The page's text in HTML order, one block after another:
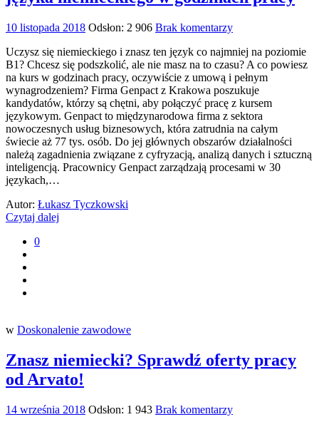
10 listopada 2018 Odsłon: 2 906 Brak komentarzy
Uczysz się niemieckiego i znasz ten język co najmniej na poziomie
B1? Chcesz się podszkolić, ale nie masz na to czasu? A co powiesz
na kurs w godzinach pracy, oczywiście z umową i pełnym
wynagrodzeniem? Firma Genpact z Krakowa poszukuje
kandydatów, którzy są chętni, aby połączyć pracę z kursem
językowym. Genpact to międzynarodowa firma z sektora
nowoczesnych usług biznesowych, która zatrudnia na całym
świecie aż 77 tys. osób. Do jej głównych obszarów działalności
należą zagadnienia związane z cyfryzacją, analizą danych i sztuczną
inteligencją. Pracownicy Genpact zarządzają procesami w 30
językach,…
Autor: Łukasz Tyczkowski
Czytaj dalej
0
w Doskonalenie zawodowe
Znasz niemiecki? Sprawdź oferty pracy
od Arvato!
14 września 2018 Odsłon: 1 943 Brak komentarzy